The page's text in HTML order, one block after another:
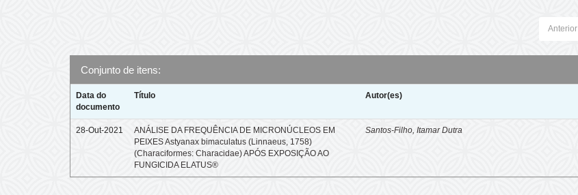
Anterior
Conjunto de itens:
Data do
documento
Título Autor(es)
28-Out-2021
ANÁLISE DA FREQUÊNCIA DE MICRONÚCLEOS EM
PEIXES Astyanax bimaculatus (Linnaeus, 1758)
(Characiformes: Characidae) APÓS EXPOSIÇÃO AO
FUNGICIDA ELATUS®
Santos-Filho, Itamar Dutra